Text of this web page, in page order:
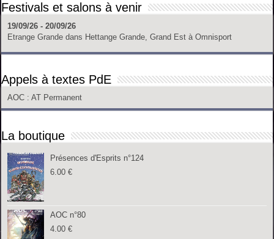
Festivals et salons à venir
19/09/26 - 20/09/26
Etrange Grande dans Hettange Grande, Grand Est à Omnisport
Appels à textes PdE
AOC : AT Permanent
La boutique
Présences d'Esprits n°124
6.00€
AOC n°80
4.00€